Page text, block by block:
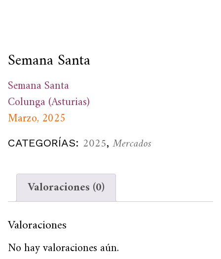
Semana Santa
Semana Santa
Colunga (Asturias)
Marzo, 2025
CATEGORÍAS: 2025, Mercados
Valoraciones (0)
Valoraciones
No hay valoraciones aún.